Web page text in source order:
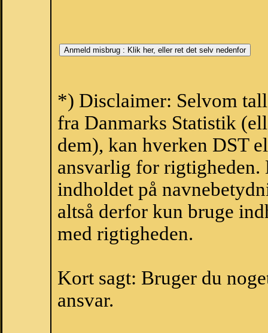
*) Disclaimer: Selvom
fra Danmarks Statistik
dem), kan hverken DST
ansvarlig for
indholdet på
altså derfor kun bruge
med rigtigheden.
Kort sagt: Bruger du
ansvar.